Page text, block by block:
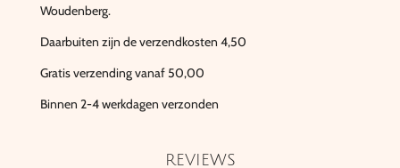
Woudenberg.
Daarbuiten zijn de verzendkosten 4,50
Gratis verzending vanaf 50,00
Binnen 2-4 werkdagen verzonden
REVIEWS